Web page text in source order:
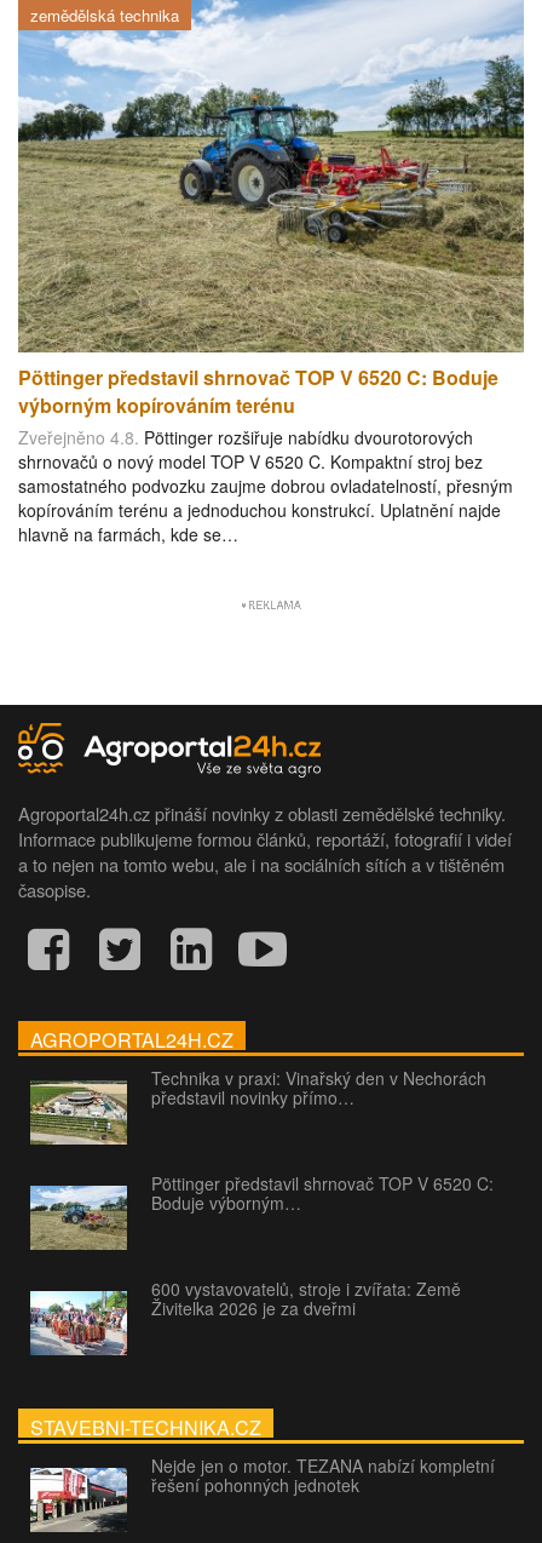
zemědělská technika
Pöttinger představil shrnovač TOP V 6520 C: Boduje
výborným kopírováním terénu
Zveřejněno 4.8. Pöttinger rozšiřuje nabídku dvourotorových
shrnovačů o nový model TOP V 6520 C. Kompaktní stroj bez
samostatného podvozku zaujme dobrou ovladatelností, přesným
kopírováním terénu a jednoduchou konstrukcí. Uplatnění najde
hlavně na farmách, kde se…
Agroportal24h.cz přináší novinky z oblasti zemědělské techniky.
Informace publikujeme formou článků, reportáží, fotografií i videí
a to nejen na tomto webu, ale i na sociálních sítích a v tištěném
časopise.
AGROPORTAL24H.CZ
Technika v praxi: Vinařský den v Nechorách
představil novinky přímo…
Pöttinger představil shrnovač TOP V 6520 C:
Boduje výborným…
600 vystavovatelů, stroje i zvířata: Země
Živitelka 2026 je za dveřmi
STAVEBNI-TECHNIKA.CZ
Nejde jen o motor. TEZANA nabízí kompletní
řešení pohonných jednotek